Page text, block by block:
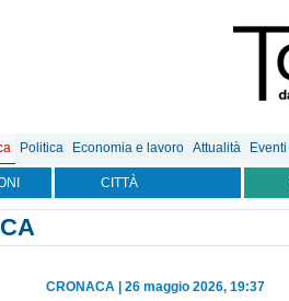
Politica Economia e lavoro Attualità Eventi
CITTÀ
CRONACA 26 maggio 2026, 19:37